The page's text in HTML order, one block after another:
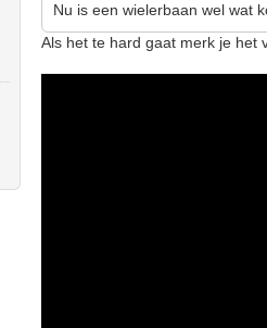
Nu is een wielerbaan wel wat
Als het te hard gaat merk je het